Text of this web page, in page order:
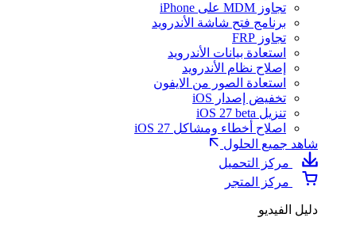
تجاوز MDM على iPhone
برنامج فتح شاشة الأندرويد
تجاوز FRP
استعادة بيانات الأندرويد
إصلاح نظام الأندرويد
استعادة الصور من الايفون
تخفيض إصدار iOS
تنزيل iOS 27 beta
اصلاح أخطاء ومشاكل iOS 27
شاهد جميع الحلول
مركز التحميل
مركز المتجر
دليل الفيديو